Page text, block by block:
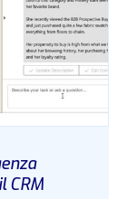
CRM